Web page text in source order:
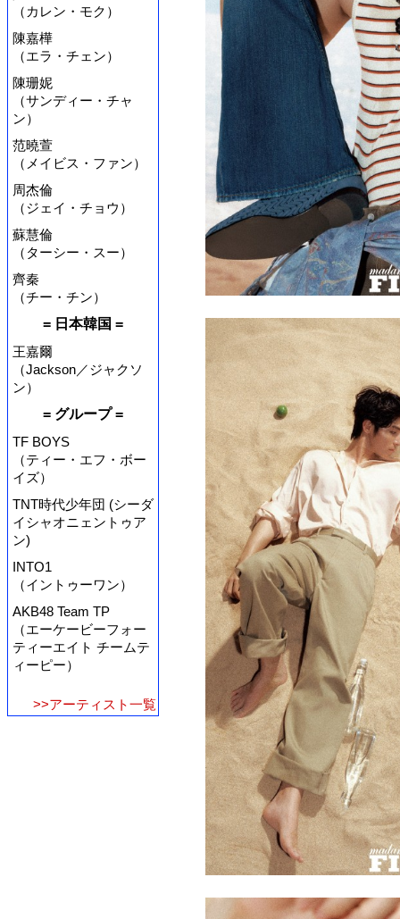
（カレン・モク）
陳嘉樺
（エラ・チェン）
陳珊妮
（サンディー・チャ
ン）
范曉萱
（メイビス・ファン）
周杰倫
（ジェイ・チョウ）
蘇慧倫
（ターシー・スー）
齊秦
（チー・チン）
= 日本韓国 =
王嘉爾
（Jackson／ジャクソ
ン）
= グループ =
TF BOYS
（ティー・エフ・ボー
イズ）
TNT時代少年団 (シーダ
イシャオニェントゥア
ン)
INTO1
（イントゥーワン）
AKB48 Team TP
（エーケービーフォー
ティーエイト チームテ
ィーピー）
>>アーティスト一覧